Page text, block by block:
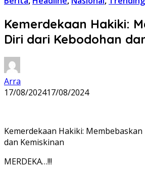
Kemerdekaan Hakiki:
Diri dari Kebodohan
Arra
17/08/202417/08/2024
Kemerdekaan Hakiki:
dan Kemiskinan
MERDEKA…!!!